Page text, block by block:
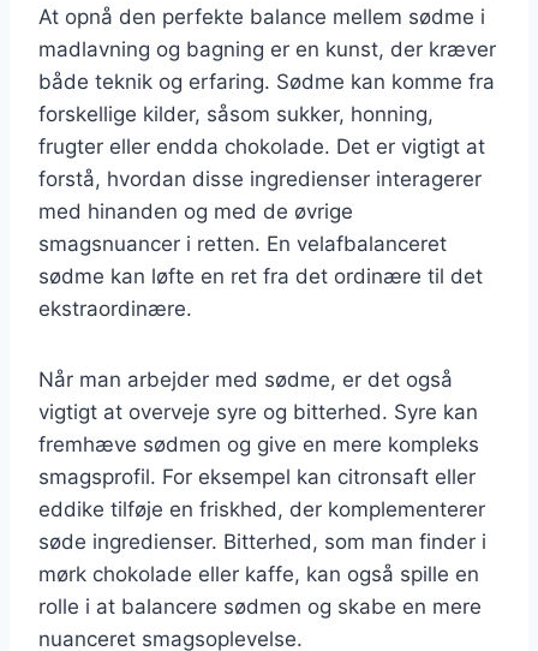
At opnå den perfekte balance mellem sødme i
madlavning og bagning er en kunst, der kræver
både teknik og erfaring. Sødme kan komme fra
forskellige kilder, såsom sukker, honning,
frugter eller endda chokolade. Det er vigtigt at
forstå, hvordan disse ingredienser interagerer
med hinanden og med de øvrige
smagsnuancer i retten. En velafbalanceret
sødme kan løfte en ret fra det ordinære til det
ekstraordinære.
Når man arbejder med sødme, er det også
vigtigt at overveje syre og bitterhed. Syre kan
fremhæve sødmen og give en mere kompleks
smagsprofil. For eksempel kan citronsaft eller
eddike tilføje en friskhed, der komplementerer
søde ingredienser. Bitterhed, som man finder i
mørk chokolade eller kaffe, kan også spille en
rolle i at balancere sødmen og skabe en mere
nuanceret smagsoplevelse.